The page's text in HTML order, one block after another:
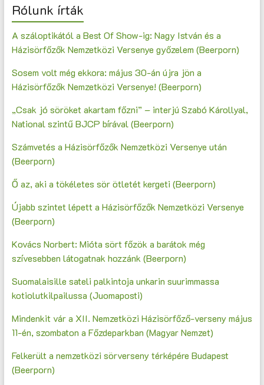
Rólunk írták
A száloptikától a Best Of Show-ig: Nagy István és a
Házisörfőzők Nemzetközi Versenye győzelem (Beerporn)
Sosem volt még ekkora: május 30-án újra jön a
Házisörfőzők Nemzetközi Versenye! (Beerporn)
„Csak jó söröket akartam főzni” – interjú Szabó Károllyal,
National szintű BJCP bírával (Beerporn)
Számvetés a Házisörfőzők Nemzetközi Versenye után
(Beerporn)
Ő az, aki a tökéletes sör ötletét kergeti (Beerporn)
Újabb szintet lépett a Házisörfőzők Nemzetközi Versenye
(Beerporn)
Kovács Norbert: Mióta sört főzök a barátok még
szívesebben látogatnak hozzánk (Beerporn)
Suomalaisille sateli palkintoja unkarin suurimmassa
kotiolutkilpailussa (Juomaposti)
Mindenkit vár a XII. Nemzetközi Házisörfőző-verseny május
11-én, szombaton a Főzdeparkban (Magyar Nemzet)
Felkerült a nemzetközi sörverseny térképére Budapest
(Beerporn)